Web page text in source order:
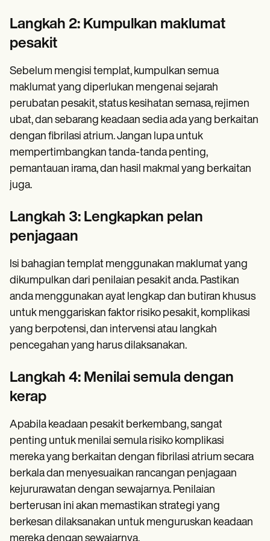
Langkah 2: Kumpulkan maklumat
pesakit
Sebelum mengisi templat, kumpulkan semua
maklumat yang diperlukan mengenai sejarah
perubatan pesakit, status kesihatan semasa, rejimen
ubat, dan sebarang keadaan sedia ada yang berkaitan
dengan fibrilasi atrium. Jangan lupa untuk
mempertimbangkan tanda-tanda penting,
pemantauan irama, dan hasil makmal yang berkaitan
juga.
Langkah 3: Lengkapkan pelan
penjagaan
Isi bahagian templat menggunakan maklumat yang
dikumpulkan dari penilaian pesakit anda. Pastikan
anda menggunakan ayat lengkap dan butiran khusus
untuk menggariskan faktor risiko pesakit, komplikasi
yang berpotensi, dan intervensi atau langkah
pencegahan yang harus dilaksanakan.
Langkah 4: Menilai semula dengan
kerap
Apabila keadaan pesakit berkembang, sangat
penting untuk menilai semula risiko komplikasi
mereka yang berkaitan dengan fibrilasi atrium secara
berkala dan menyesuaikan rancangan penjagaan
kejururawatan dengan sewajarnya. Penilaian
berterusan ini akan memastikan strategi yang
berkesan dilaksanakan untuk menguruskan keadaan
mereka dengan sewajarnya.